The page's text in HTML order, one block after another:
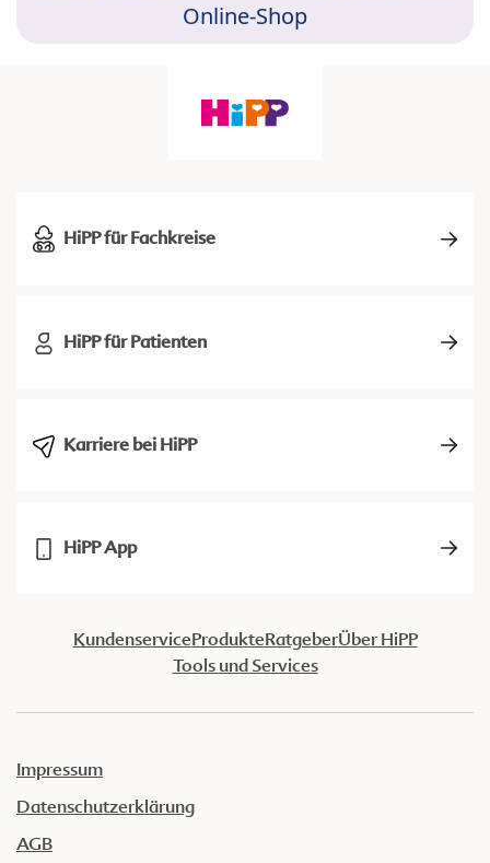
Online-Shop
HiPP für Fachkreise
HiPP für Patienten
Karriere bei HiPP
HiPP App
KundenserviceProdukteRatgeberÜber HiPP
Tools und Services
Impressum
Datenschutzerklärung
AGB